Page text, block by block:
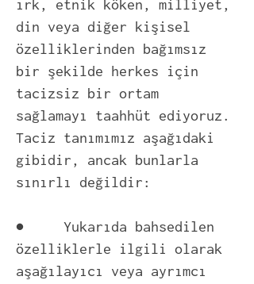
ırk, etnik köken, milliyet,
din veya diğer kişisel
özelliklerinden bağımsız
bir şekilde herkes için
tacizsiz bir ortam
sağlamayı taahhüt ediyoruz.
Taciz tanımımız aşağıdaki
gibidir, ancak bunlarla
sınırlı değildir:
● Yukarıda bahsedilen
özelliklerle ilgili olarak
aşağılayıcı veya ayrımcı